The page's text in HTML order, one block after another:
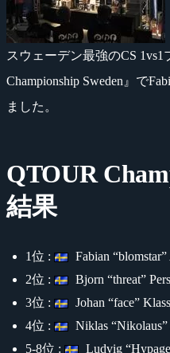
スウェーデン最強のCS
Championship Sweden』で
ました。
QTOUR
結果
1位 :
Fabian
2位 :
Bjorn “threat”
3位 :
Johan “face”
4位 :
Niklas “Nikolaus”
5-8位 :
Ludvig